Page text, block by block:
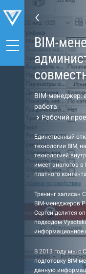
BIM-
BIM-менеджер:
работа
Рабочий
Единственный
технологии BIM,
технологией
имеет аналогов в
платного
Тренинг записан
BIM-менеджеров
Сергей делится
подходом
информационное
В 2013 году мы с
подготовку BIM-
данную